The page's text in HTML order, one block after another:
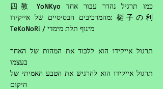
四教 YoNKyo כמו תרגיל נהדר עבור אחד
מהמרכיבים הבסיסיים של אייקידו: 梃子の利
TeKoNoRi / מינוף תלת מימדי
תרגול אייקידו הוא ללכוד את המהות של האחר
בעצמו
תרגול אייקידו הוא להרגיש את הטבע האמיתי של
היקום